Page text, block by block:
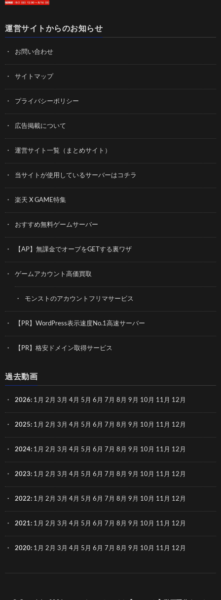
運営サイトからのお知らせ
お問い合わせ
サイトマップ
プライバシーポリシー
広告掲載について
運営サイト一覧（まとめサイト）
当サイトが使用しているサーバーはコチラ
楽天 X GAME特集
おすすめ無料ゲームサーバー
【AP】無課金でオーブをGETする裏ワザ
ゲームアカウント高価買取
モンストのアカウントフリマサービス
【PR】WordPress表示速度No.1高速サーバー
【PR】格安ドメイン取得サービス
過去動画
2026: 1月 2月 3月 4月 5月 6月 7月 8月 9月 10月 11月 12月
2025: 1月 2月 3月 4月 5月 6月 7月 8月 9月 10月 11月 12月
2024: 1月 2月 3月 4月 5月 6月 7月 8月 9月 10月 11月 12月
2023: 1月 2月 3月 4月 5月 6月 7月 8月 9月 10月 11月 12月
2022: 1月 2月 3月 4月 5月 6月 7月 8月 9月 10月 11月 12月
2021: 1月 2月 3月 4月 5月 6月 7月 8月 9月 10月 11月 12月
2020: 1月 2月 3月 4月 5月 6月 7月 8月 9月 10月 11月 12月